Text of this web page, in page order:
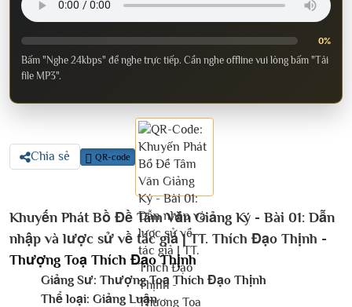
0%
Bấm "Nghe 24kbps" để nghe trực tiếp. Cần nghe offline vui lòng bấm "Tải
file MP3".
Chia sẻ QR-code
Khuyến Phát Bồ Đề Tâm Văn Giảng Ký - Bài 01: Dẫn
nhập và lược sử về tác giả | TT. Thích Đạo Thịnh -
Thượng Toạ Thích Đạo Thịnh
Giảng Sư: Thượng Toạ Thích Đạo Thịnh
Thể loại: Giảng Luận